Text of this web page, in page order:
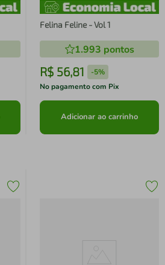
Felina Feline - Vol 1
1.993 pontos
R$ 56,81 -5%
No pagamento com Pix
Adicionar ao carrinho